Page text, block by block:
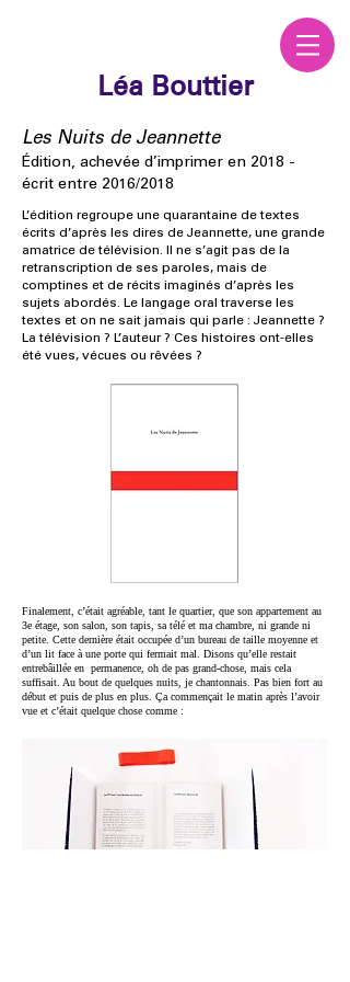
Léa Bouttier
Les Nuits de Jeannette
Édition, achevée d’imprimer en 2018 -
écrit entre 2016/2018
L’édition regroupe une quarantaine de textes
écrits d’après les dires de Jeannette, une grande
amatrice de télévision. Il ne s’agit pas de la
retranscription de ses paroles, mais de
comptines et de récits imaginés d’après les
sujets abordés. Le langage oral traverse les
textes et on ne sait jamais qui parle : Jeannette ?
La télévision ? L’auteur ? Ces histoires ont-elles
été vues, vécues ou rêvées ?
Finalement, c’était agréable, tant le quartier, que son appartement au
3e étage, son salon, son tapis, sa télé et ma chambre, ni grande ni
petite. Cette dernière était occupée d’un bureau de taille moyenne et
d’un lit face à une porte qui fermait mal. Disons qu’elle restait
entrebâillée en permanence, oh de pas grand-chose, mais cela
suffisait. Au bout de quelques nuits, je chantonnais. Pas bien fort au
début et puis de plus en plus. Ça commençait le matin après l’avoir
vue et c’était quelque chose comme :